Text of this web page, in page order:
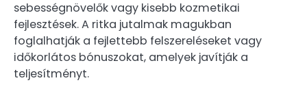
sebességnövelők vagy kisebb kozmetikai
fejlesztések. A ritka jutalmak magukban
foglalhatják a fejlettebb felszereléseket vagy
időkorlátos bónuszokat, amelyek javítják a
teljesítményt.